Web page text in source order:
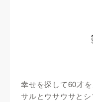
幸せを探して60才
サルとウサウサとシ